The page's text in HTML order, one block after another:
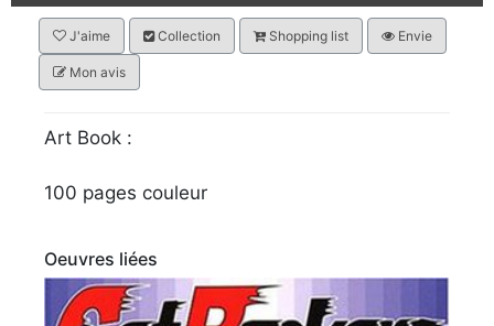
J'aime Collection Shopping list Envie
Mon avis
Art Book :
100 pages couleur
Oeuvres liées